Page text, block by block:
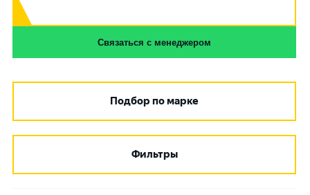
Связаться с менеджером
Подбор по марке
Фильтры